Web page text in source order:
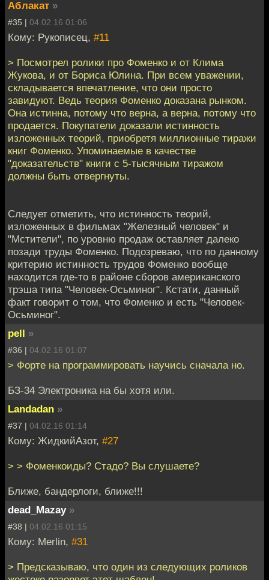
Аблакат »
#35 | 04.02.16 01:06
Кому: Рукописец, #11
> Посмотрел ролики про Фоменко и от Клима
Жукова, и от Бориса Юлина. При всем уважении,
складывается впечатление, что они просто
завидуют. Ведь теория Фоменко доказана рынком.
Она истинна, потому что верна, а верна, потому что
продается. Покупатели доказали истинность
изложенных теорий, приобретя миллионные тиражи
книг Фоменко. Упоминаемые в качестве
"доказательств" книги с 5-тысячным тиражом
должны быть отвергнуты.
Следует отметить, что истинность теорий,
изложенных в фильмах "Железный человек" и
"Мстители", по уровню продаж оставляет далеко
позади труды Фоменко. Подозреваю, что по данному
критерию истинность трудов Фоменко вообще
находится где-то в районе сборов американского
трэша типа "Человек-Осьминог". Кстати, данный
факт говорит о том, что Фоменко и есть "Человек-
Осьминог".
pell »
#36 | 04.02.16 01:07
> Форте на программировать научись сначала но.
БЗ-34 Электроника на бы хотя или.
Landadan »
#37 | 04.02.16 01:14
Кому: ЖидкийАзот, #27
> > Фоменкоиды? Стадо? Вы слушаете?
Ближе, бандерлоги, ближе!!!
dead_Mazay »
#38 | 04.02.16 01:15
Кому: Merlin, #31
> Предсказываю, что один из следующих роликов